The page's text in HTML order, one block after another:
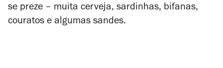
se preze – muita cerveja, sardinhas, bifanas,
couratos e algumas sandes.